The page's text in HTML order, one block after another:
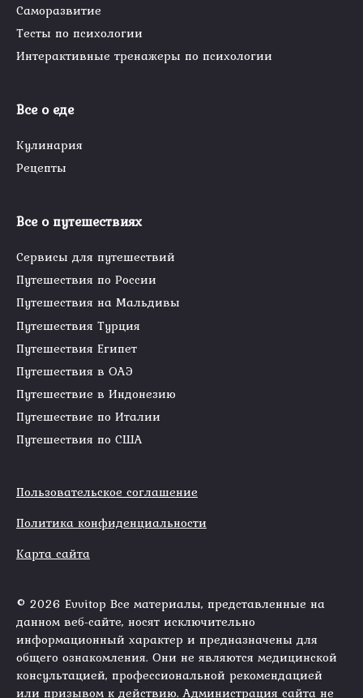
Саморазвитие
Тесты по психологии
Интерактивные тренажеры по психологии
Все о еде
Кулинария
Рецепты
Все о путешествиях
Сервисы для путешествий
Путешествия по России
Путешествия на Мальдивы
Путешествия Турция
Путешествия Египет
Путешествия в ОАЭ
Путешествие в Индонезию
Путешествие по Италии
Путешествия по США
Пользовательское соглашение
Политика конфиденциальности
Карта сайта
© 2026 Evvitop Все материалы, представленные на
данном веб-сайте, носят исключительно
информационный характер и предназначены для
общего ознакомления. Они не являются медицинской
консультацией, профессиональной рекомендацией
или призывом к действию. Администрация сайта не